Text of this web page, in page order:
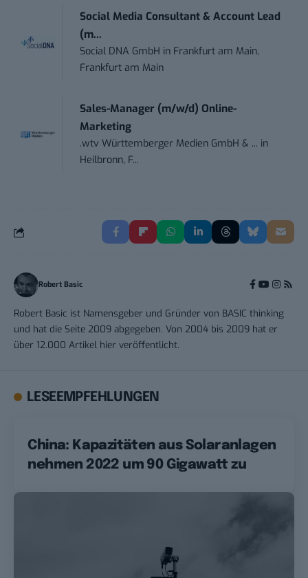
Social Media Consultant & Account Lead
(m...
Social DNA GmbH in Frankfurt am Main,
Frankfurt am Main
Sales-Manager (m/w/d) Online-
Marketing
.wtv Württemberger Medien GmbH & ... in
Heilbronn, F...
Robert Basic
Robert Basic ist Namensgeber und Gründer von BASIC thinking
und hat die Seite 2009 abgegeben. Von 2004 bis 2009 hat er
über 12.000 Artikel hier veröffentlicht.
LESEEMPFEHLUNGEN
China: Kapazitäten aus Solaranlagen
nehmen 2022 um 90 Gigawatt zu